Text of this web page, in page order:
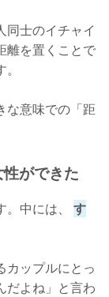
同士のイチャイ
離を置くことで
な意味での「距
ができた
中には、 す
カップルにとっ
だよね」と言わ